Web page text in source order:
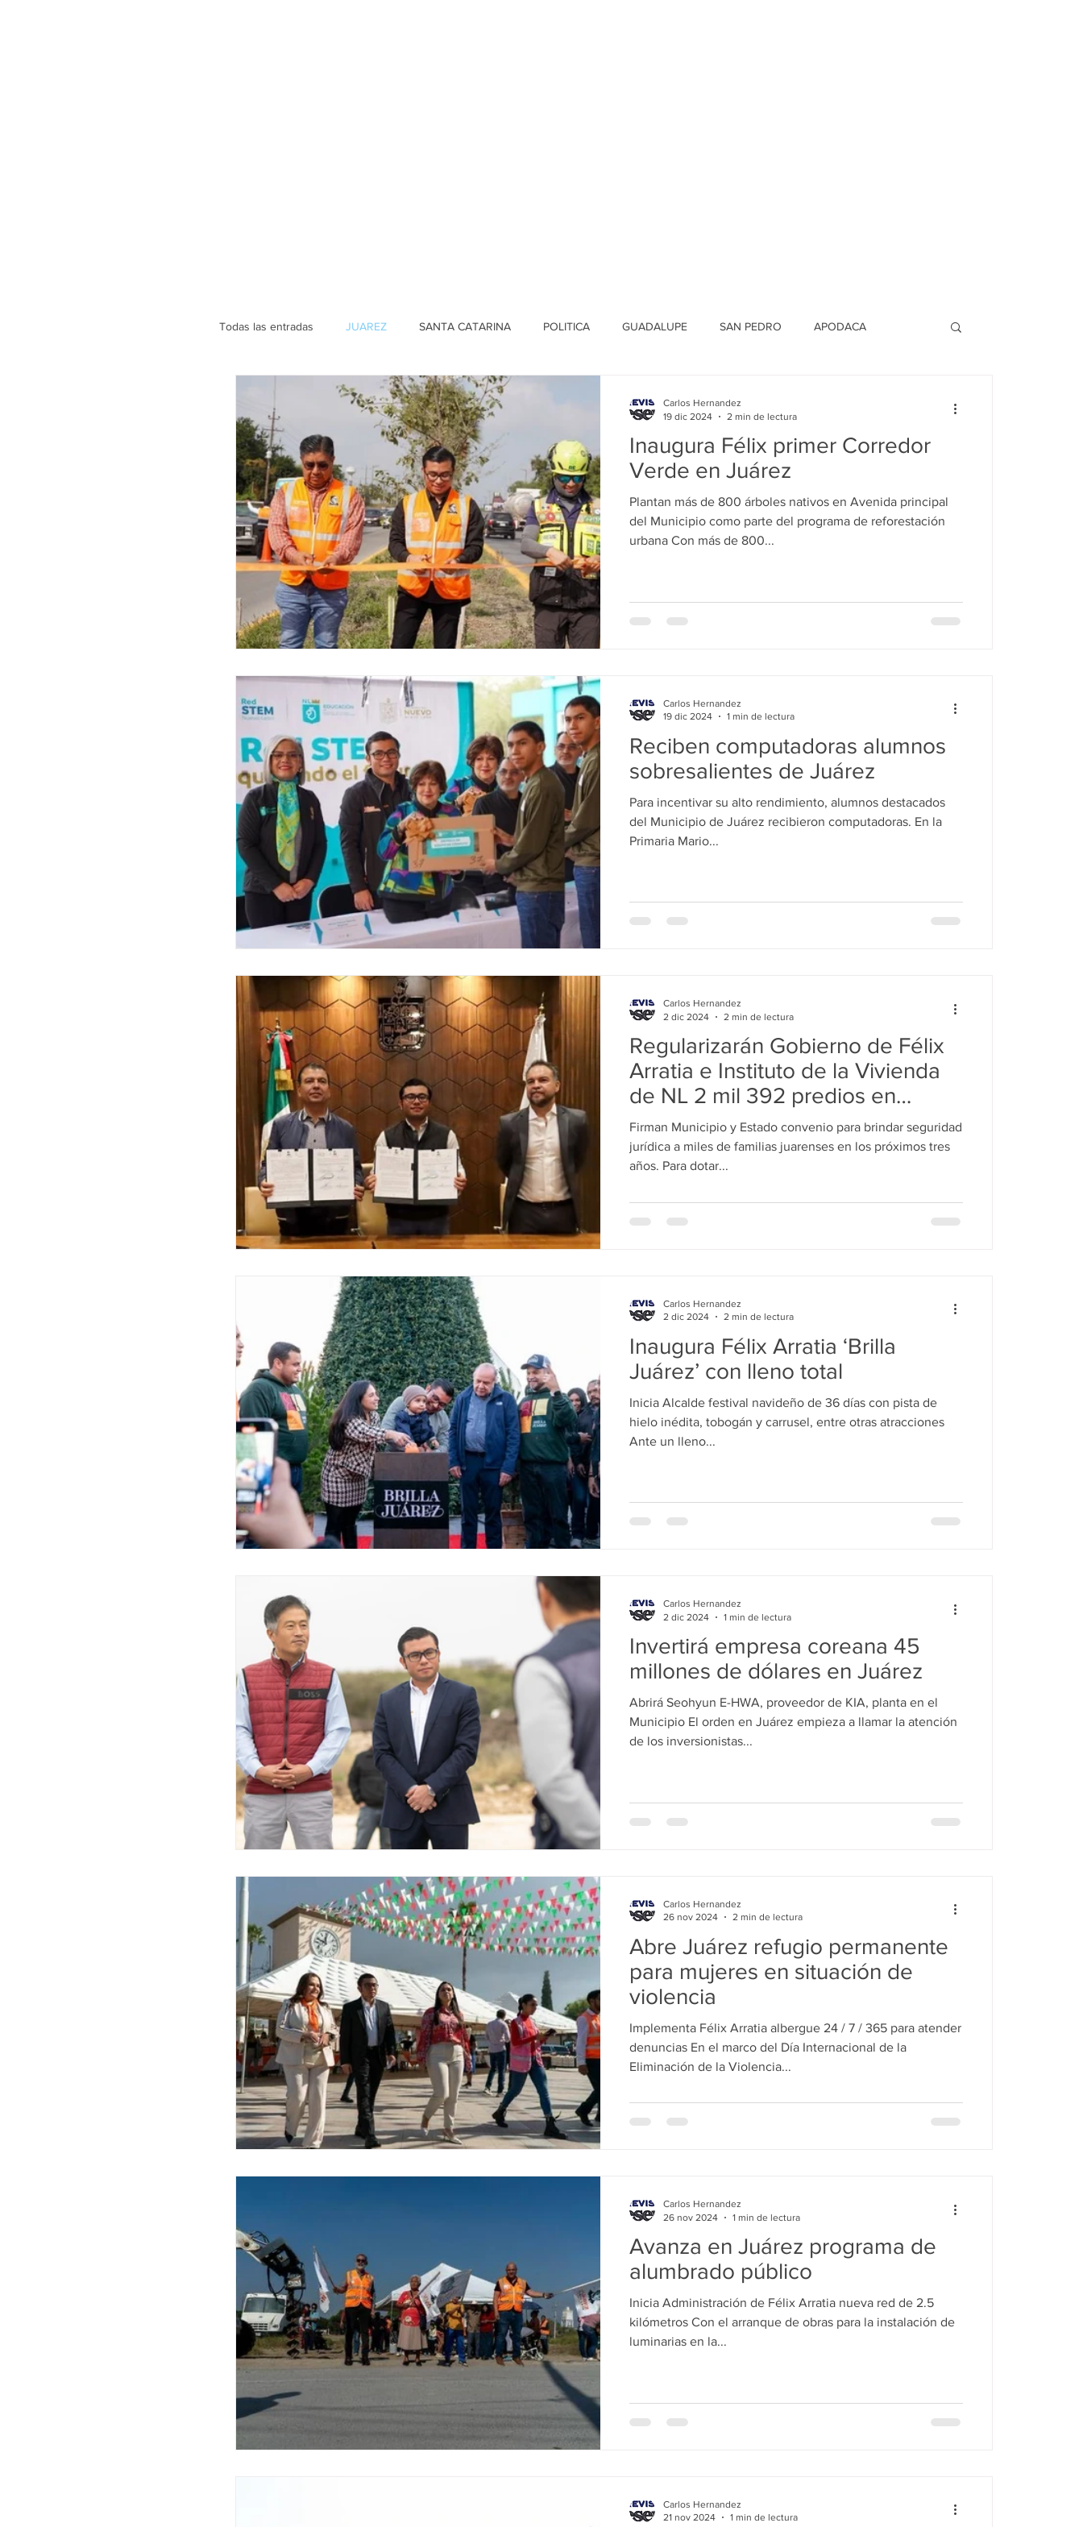
Todas las entradas JUAREZ SANTA CATARINA POLITICA GUADALUPE SAN PEDRO APODACA
SANTIAGO LA GRILLA
Inaugura Félix primer Corredor
Verde en Juárez
Plantan más de 800 árboles nativos en Avenida principal
del Municipio como parte del programa de reforestación
urbana Con más de 800...
Carlos Hernandez
19 dic 2024
2 min de lectura
Reciben computadoras alumnos
sobresalientes de Juárez
Para incentivar su alto rendimiento, alumnos destacados
del Municipio de Juárez recibieron computadoras. En la
Primaria Mario...
Carlos Hernandez
19 dic 2024
1 min de lectura
Regularizarán Gobierno de Félix
Arratia e Instituto de la Vivienda
de NL 2 mil 392 predios en
Juárez
Firman Municipio y Estado convenio para brindar seguridad
jurídica a miles de familias juarenses en los próximos tres
años. Para dotar...
Carlos Hernandez
2 dic 2024
2 min de lectura
Inaugura Félix Arratia ‘Brilla
Juárez’ con lleno total
Inicia Alcalde festival navideño de 36 días con pista de
hielo inédita, tobogán y carrusel, entre otras atracciones
Ante un lleno...
Carlos Hernandez
2 dic 2024
2 min de lectura
Invertirá empresa coreana 45
millones de dólares en Juárez
Abrirá Seohyun E-HWA, proveedor de KIA, planta en el
Municipio El orden en Juárez empieza a llamar la atención
de los inversionistas...
Carlos Hernandez
2 dic 2024
1 min de lectura
Abre Juárez refugio permanente
para mujeres en situación de
violencia
Implementa Félix Arratia albergue 24 / 7 / 365 para atender
denuncias En el marco del Día Internacional de la
Eliminación de la Violencia...
Carlos Hernandez
26 nov 2024
2 min de lectura
Avanza en Juárez programa de
alumbrado público
Inicia Administración de Félix Arratia nueva red de 2.5
kilómetros Con el arranque de obras para la instalación de
luminarias en la...
Carlos Hernandez
26 nov 2024
1 min de lectura
Carlos Hernandez
21 nov 2024
1 min de lectura